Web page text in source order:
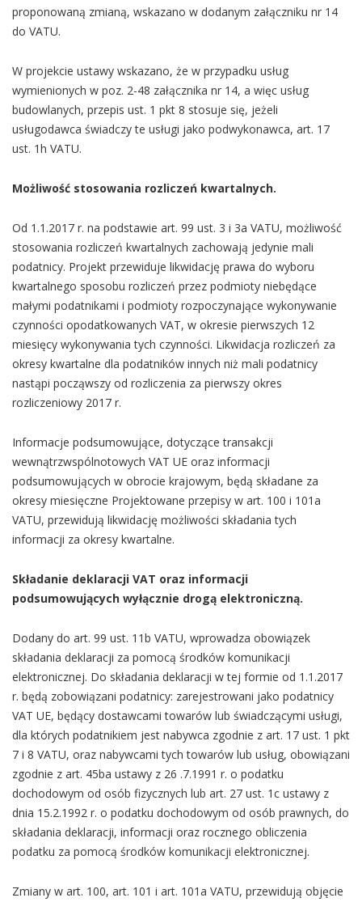
proponowaną zmianą, wskazano w dodanym załączniku nr 14
do VATU.
W projekcie ustawy wskazano, że w przypadku usług
wymienionych w poz. 2-48 załącznika nr 14, a więc usług
budowlanych, przepis ust. 1 pkt 8 stosuje się, jeżeli
usługodawca świadczy te usługi jako podwykonawca, art. 17
ust. 1h VATU.
Możliwość stosowania rozliczeń kwartalnych.
Od 1.1.2017 r. na podstawie art. 99 ust. 3 i 3a VATU, możliwość
stosowania rozliczeń kwartalnych zachowają jedynie mali
podatnicy. Projekt przewiduje likwidację prawa do wyboru
kwartalnego sposobu rozliczeń przez podmioty niebędące
małymi podatnikami i podmioty rozpoczynające wykonywanie
czynności opodatkowanych VAT, w okresie pierwszych 12
miesięcy wykonywania tych czynności. Likwidacja rozliczeń za
okresy kwartalne dla podatników innych niż mali podatnicy
nastąpi począwszy od rozliczenia za pierwszy okres
rozliczeniowy 2017 r.
Informacje podsumowujące, dotyczące transakcji
wewnątrzwspólnotowych VAT UE oraz informacji
podsumowujących w obrocie krajowym, będą składane za
okresy miesięczne Projektowane przepisy w art. 100 i 101a
VATU, przewidują likwidację możliwości składania tych
informacji za okresy kwartalne.
Składanie deklaracji VAT oraz informacji
podsumowujących wyłącznie drogą elektroniczną.
Dodany do art. 99 ust. 11b VATU, wprowadza obowiązek
składania deklaracji za pomocą środków komunikacji
elektronicznej. Do składania deklaracji w tej formie od 1.1.2017
r. będą zobowiązani podatnicy: zarejestrowani jako podatnicy
VAT UE, będący dostawcami towarów lub świadczącymi usługi,
dla których podatnikiem jest nabywca zgodnie z art. 17 ust. 1 pkt
7 i 8 VATU, oraz nabywcami tych towarów lub usług, obowiązani
zgodnie z art. 45ba ustawy z 26 .7.1991 r. o podatku
dochodowym od osób fizycznych lub art. 27 ust. 1c ustawy z
dnia 15.2.1992 r. o podatku dochodowym od osób prawnych, do
składania deklaracji, informacji oraz rocznego obliczenia
podatku za pomocą środków komunikacji elektronicznej.
Zmiany w art. 100, art. 101 i art. 101a VATU, przewidują objęcie